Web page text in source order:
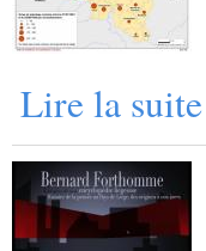
Lire la suite